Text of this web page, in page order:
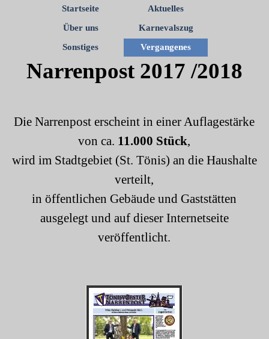
Startseite
Aktuelles
Über uns
Karnevalszug
Sonstiges
Vergangenes
Narrenpost 2017 /2018
Die Narrenpost erscheint in einer Auflagestärke
von ca. 11.000 Stück,
wird im Stadtgebiet (St. Tönis) an die Haushalte
verteilt,
in öffentlichen Gebäude und Gaststätten
ausgelegt und auf dieser Internetseite
veröffentlicht.